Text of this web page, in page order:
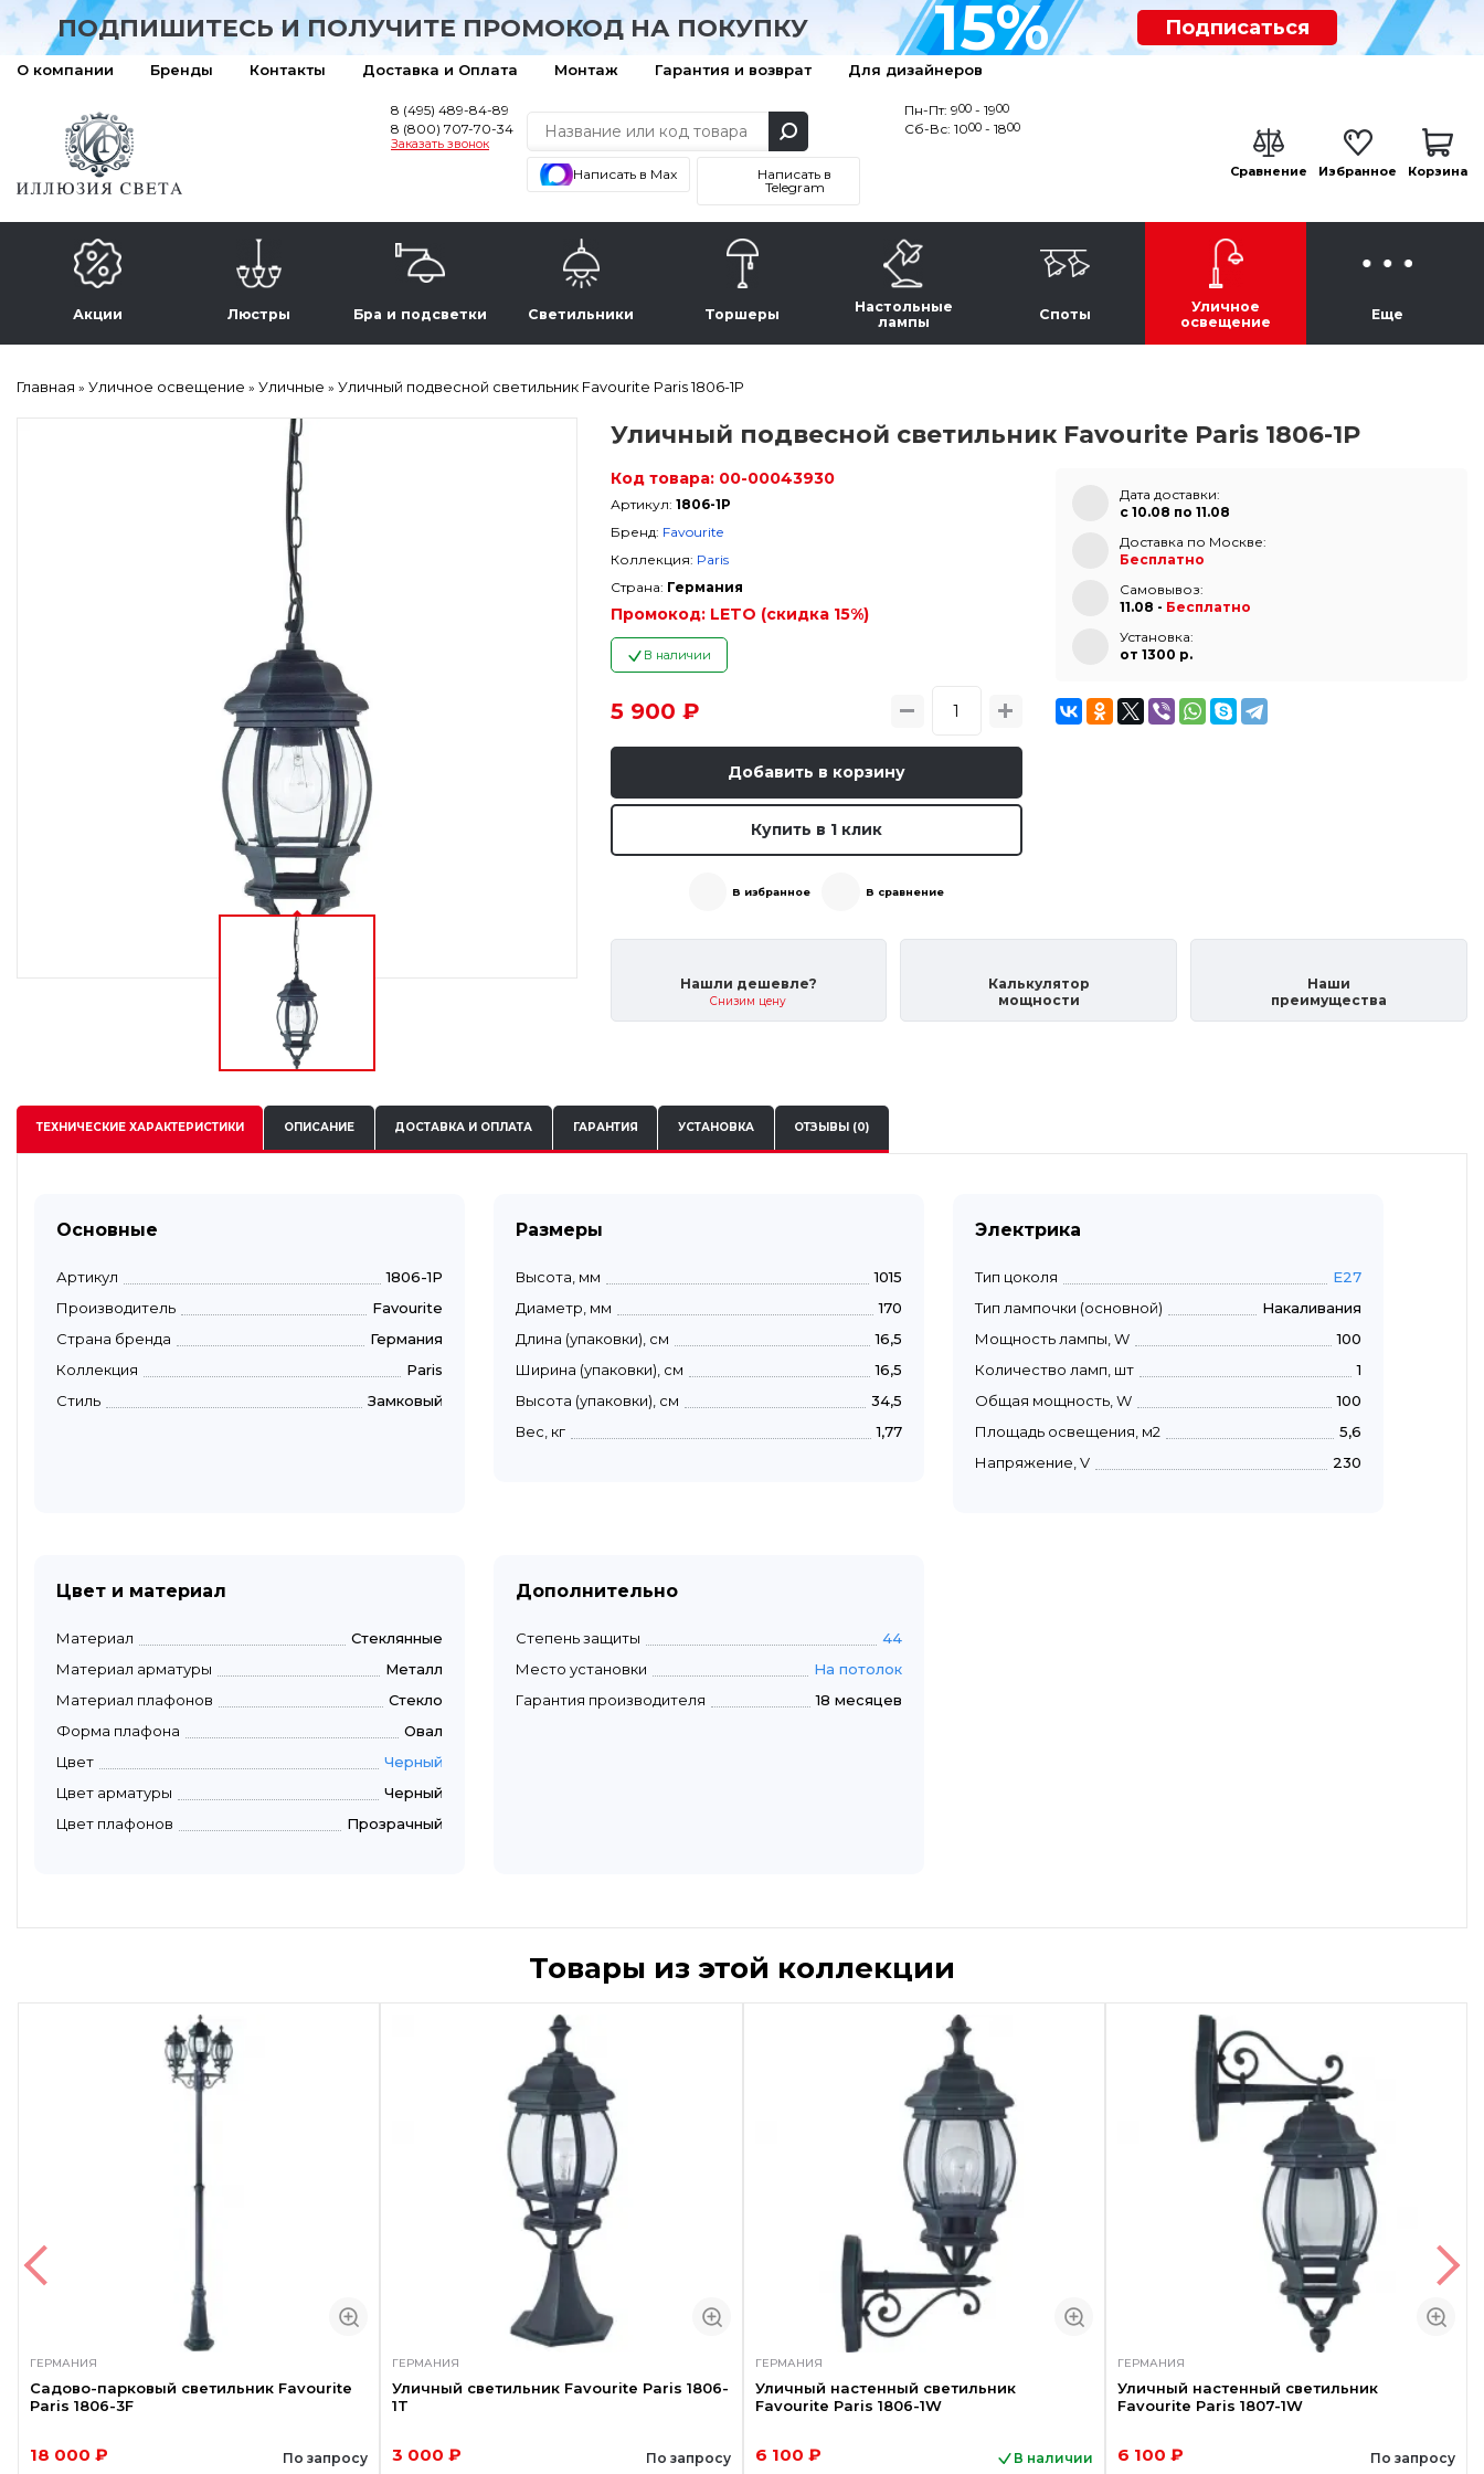
ПОДПИШИТЕСЬ И ПОЛУЧИТЕ ПРОМОКОД НА ПОКУПКУ 15% Подписаться
О компании Бренды Контакты Доставка и Оплата Монтаж Гарантия и возврат Для дизайнеров
8 (495) 489-84-89
8 (800) 707-70-34
Заказать звонок
Написать в Max
Написать в
Telegram
Пн-Пт: 900 - 1900
Сб-Вс: 1000 - 1800
Сравнение Избранное Корзина
Акции Люстры Бра и подсветки Светильники Торшеры
Настольные
лампы
Споты
Уличное
освещение
Еще
Главная » Уличное освещение » Уличные » Уличный подвесной светильник Favourite Paris 1806-1P
Уличный подвесной светильник Favourite Paris 1806-1P
Код товара: 00-00043930
Артикул: 1806-1P
Бренд: Favourite
Коллекция: Paris
Страна: Германия
Промокод: LETO (скидка 15%)
В наличии
5 900 ₽
Добавить в корзину
Купить в 1 клик
В избранное В сравнение
Дата доставки:
с 10.08 по 11.08
Доставка по Москве:
Бесплатно
Самовывоз:
11.08 - Бесплатно
Установка:
от 1300 p.
Нашли дешевле?
Снизим цену
Калькулятор
мощности
Наши
преимущества
ТЕХНИЧЕСКИЕХАРАКТЕРИСТИКИ ОПИСАНИЕ ДОСТАВКА И ОПЛАТА ГАРАНТИЯ УСТАНОВКА ОТЗЫВЫ (0)
Основные
Артикул
1806-1P
Производитель
Favourite
Страна бренда
Германия
Коллекция
Paris
Стиль
Замковый
Размеры
Высота, мм
1015
Диаметр, мм
170
Длина (упаковки), см
16,5
Ширина (упаковки), см
16,5
Высота (упаковки), см
34,5
Вес, кг
1,77
Электрика
Тип цоколя
E27
Тип лампочки (основной)
Накаливания
Мощность лампы, W
100
Количество ламп, шт
1
Общая мощность, W
100
Площадь освещения, м2
5,6
Напряжение, V
230
Цвет и материал
Материал
Стеклянные
Материал арматуры
Металл
Материал плафонов
Стекло
Форма плафона
Овал
Цвет
Черный
Цвет арматуры
Черный
Цвет плафонов
Прозрачный
Дополнительно
Степень защиты
44
Место установки
На потолок
Гарантия производителя
18 месяцев
Товары из этой коллекции
ГЕРМАНИЯ
Садово-парковый светильник Favourite
Paris 1806-3F
18 000 ₽ По запросу
ГЕРМАНИЯ
Уличный светильник Favourite Paris 1806-
1T
3 000 ₽ По запросу
ГЕРМАНИЯ
Уличный настенный светильник
Favourite Paris 1806-1W
6 100 ₽ В наличии
ГЕРМАНИЯ
Уличный настенный светильник
Favourite Paris 1807-1W
6 100 ₽ По запросу